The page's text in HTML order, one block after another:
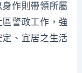
作則帶領所屬
警政工作，強
、宜居之生活